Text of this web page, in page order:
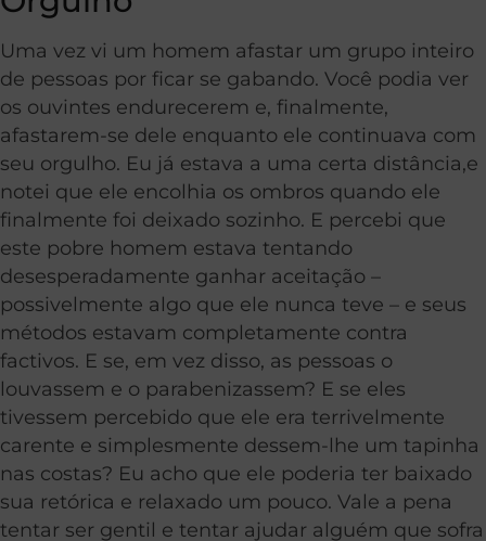
Uma vez vi um homem afastar um grupo inteiro
de pessoas por ficar se gabando. Você podia ver
os ouvintes endurecerem e, finalmente,
afastarem-se dele enquanto ele continuava com
seu orgulho. Eu já estava a uma certa distância,e
notei que ele encolhia os ombros quando ele
finalmente foi deixado sozinho. E percebi que
este pobre homem estava tentando
desesperadamente ganhar aceitação –
possivelmente algo que ele nunca teve – e seus
métodos estavam completamente contra
factivos. E se, em vez disso, as pessoas o
louvassem e o parabenizassem? E se eles
tivessem percebido que ele era terrivelmente
carente e simplesmente dessem-lhe um tapinha
nas costas? Eu acho que ele poderia ter baixado
sua retórica e relaxado um pouco. Vale a pena
tentar ser gentil e tentar ajudar alguém que sofra